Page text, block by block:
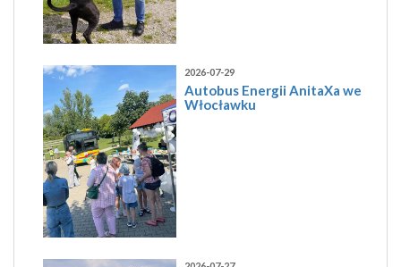
2026-07-29
Autobus Energii AnitaXa we
Włocławku